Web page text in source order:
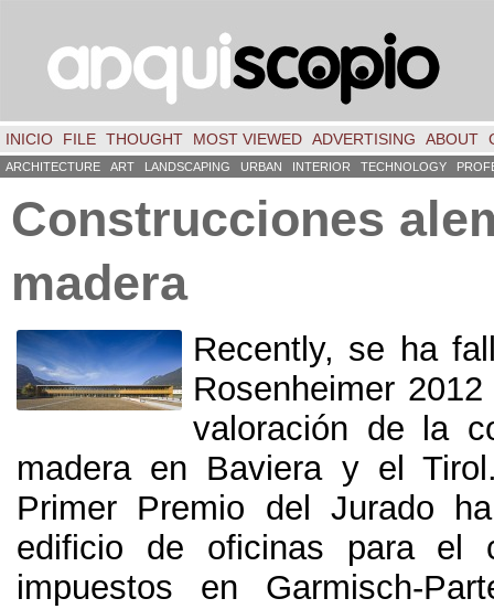
INICIO FILE THOUGHT MOST VIEWED ADVERTISING ABOUT
ARCHITECTURE ART LANDSCAPING URBAN INTERIOR TECHNOLOGY
Construcciones
madera
Recently, se ha
Rosenheimer
valoración de la
madera en Baviera y el Tirol
Primer Premio del Jurado
edificio de oficinas para el
impuestos en Garmisch-